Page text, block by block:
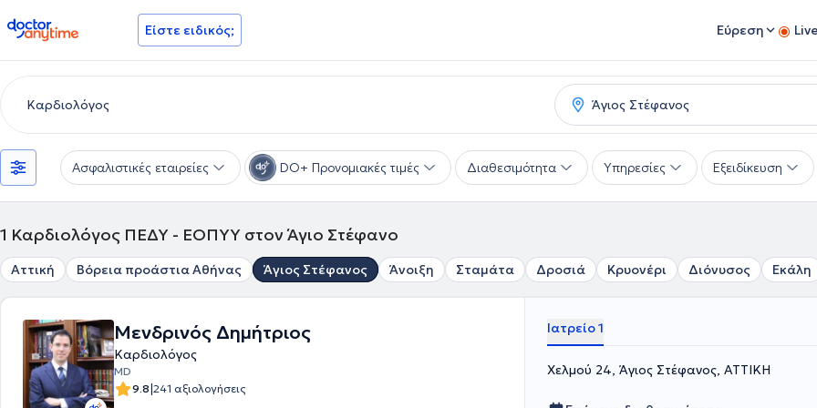
doctoranytime Είστε ειδικός; Εύρεση
Ασφαλιστικές εταιρείες DO+ Προνομιακές τιμές Διαθεσιμότητα Υπηρεσίες Εξειδίκευση
1 Καρδιολόγος ΠΕΔΥ - ΕΟΠΥΥ στον Άγιο Στέφανο
Αττική Βόρεια προάστια Αθήνας Άγιος Στέφανος Άνοιξη Σταμάτα Δροσιά Κρυονέρι Διόνυσος Εκάλη
Μενδρινός Δημήτριος
Καρδιολόγος
MD
9.8|241 αξιολογήσεις
Ιατρείο 1
Χελμού 24, Άγιος Στέφανος, ΑΤΤΙΚΗ